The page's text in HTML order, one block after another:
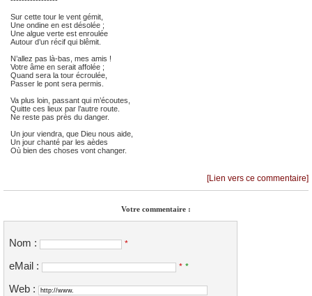
Sur cette tour le vent gémit,
Une ondine en est désolée ;
Une algue verte est enroulée
Autour d’un récif qui blêmit.
N’allez pas là-bas, mes amis !
Votre âme en serait affolée ;
Quand sera la tour écroulée,
Passer le pont sera permis.
Va plus loin, passant qui m’écoutes,
Quitte ces lieux par l’autre route.
Ne reste pas près du danger.
Un jour viendra, que Dieu nous aide,
Un jour chanté par les aèdes
Où bien des choses vont changer.
[Lien vers ce commentaire]
Votre commentaire :
Nom : *
eMail : * *
Web :